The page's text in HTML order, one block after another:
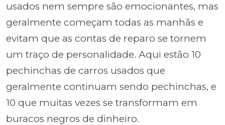
usados nem sempre são emocionantes, mas
geralmente começam todas as manhãs e
evitam que as contas de reparo se tornem
um traço de personalidade. Aqui estão 10
pechinchas de carros usados que
geralmente continuam sendo pechinchas, e
10 que muitas vezes se transformam em
buracos negros de dinheiro.